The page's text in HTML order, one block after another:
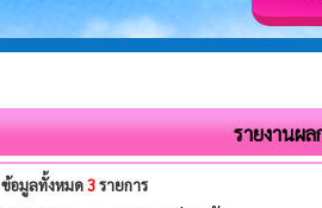
รายงานผ
ข้อมูลทั้งหมด3รายการ